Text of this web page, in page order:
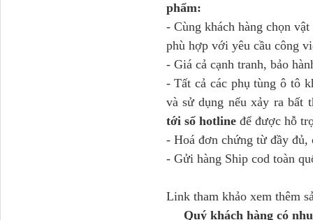
phẩm:
- Cùng khách hàng chọn
phù hợp với yêu cầu công
- Giá cả cạnh tranh, bảo
- Tất cả các phụ tùng ô tô
và sử dụng nếu xảy ra bất
tới số hotline để được hỗ
- Hoá đơn chứng từ đầy đủ,
- Gửi hàng Ship cod toàn
Link tham khảo xem thêm
Quý khách hàng có nhu